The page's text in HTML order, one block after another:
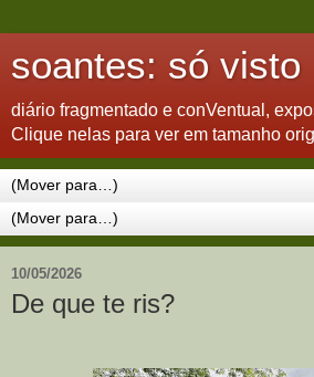
soantes: só visto
diário fragmentado e conVentual,
Clique nelas para ver em tamanho
10/05/2026
De que te ris?